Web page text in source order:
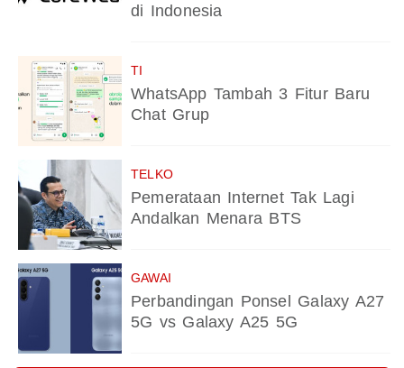
di Indonesia
TI
WhatsApp Tambah 3 Fitur Baru
Chat Grup
TELKO
Pemerataan Internet Tak Lagi
Andalkan Menara BTS
GAWAI
Perbandingan Ponsel Galaxy A27
5G vs Galaxy A25 5G